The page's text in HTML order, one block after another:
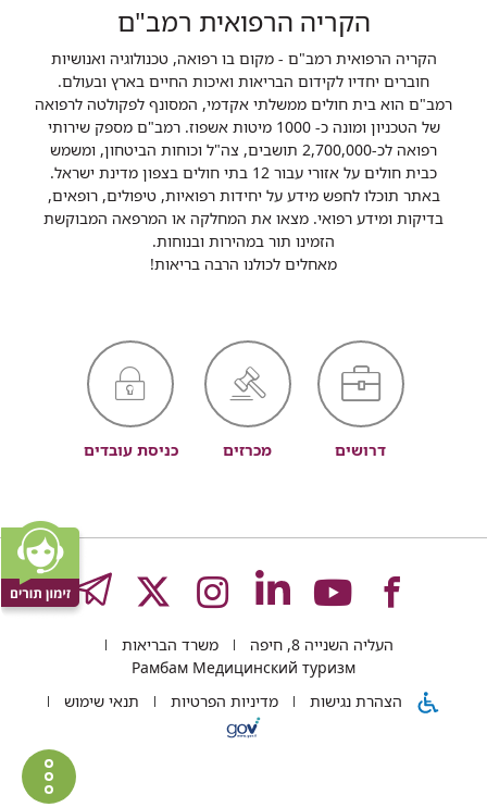
הקריה הרפואית רמב"ם
הקריה הרפואית רמב"ם - מקום בו רפואה, טכנולוגיה ואנושיות
חוברים יחדיו לקידום הבריאות ואיכות החיים בארץ ובעולם.
רמב"ם הוא בית חולים ממשלתי אקדמי, המסונף לפקולטה לרפואה
של הטכניון ומונה כ- 1000 מיטות אשפוז. רמב"ם מספק שירותי
רפואה לכ-2,700,000 תושבים, צה"ל וכוחות הביטחון, ומשמש
כבית חולים על אזורי עבור 12 בתי חולים בצפון מדינת ישראל.
באתר תוכלו לחפש מידע על יחידות רפואיות, טיפולים, רופאים,
בדיקות ומידע רפואי. מצאו את המחלקה או המרפאה המבוקשת
הזמינו תור במהירות ובנוחות.
מאחלים לכולנו הרבה בריאות!
דרושים מכרזים כניסת עובדים
לעמוד
של
לעמוד
של
לעמוד
של
לעמוד
של
רמב"ם
לעמוד
של
רמב"ם
העליה השנייה 8, חיפה
משרד הבריאות
Рамбам Медицинский туризм
הצהרת נגישות
מדיניות הפרטיות תנאי שימוש